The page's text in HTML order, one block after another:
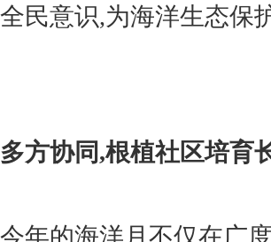
全民意识,为海洋生态保
多方协同,根植社区培育
今年的海洋月不仅在广